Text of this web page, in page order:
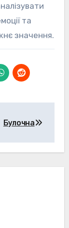
та
значення.
Булочна